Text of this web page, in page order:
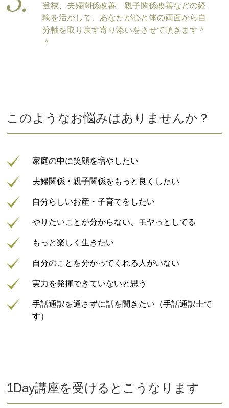
登校、夫婦関係改善、親子関係改善などの経
験を活かして、あなたが心と体の両面から自
分軸を取り戻す寄り添いをさせて頂きます＾
＾
このようなお悩みはありませんか？
家庭の中に笑顔を増やしたい
夫婦関係・親子関係をもっと良くしたい
自分らしいお産・子育てをしたい
やりたいことが分からない、モヤっとしてる
もっと楽しく生きたい
自分のことを分かってくれる人がいない
実力を発揮できていないと思う
手話通訳を通さずに話を聞きたい（手話通訳士で
す）
1Day講座を受けるとこうなります